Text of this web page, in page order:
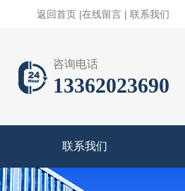
返回首页 |在线留言 | 联系我们
咨询电话
13362023690
联系我们